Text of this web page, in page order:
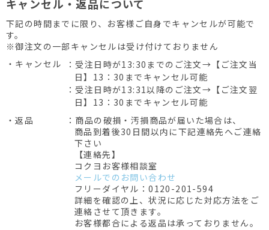
キャンセル・返品について
下記の時間までに限り、お客様ご自身でキャンセルが可能で
す。
※御注文の一部キャンセルは受け付けておりません
・キャンセル
：受注日時が13:30までのご注文→【ご注文当
日】13：30までキャンセル可能
：受注日時が13:31以降のご注文→【ご注文翌
日】13：30までキャンセル可能
・返品
：商品の破損・汚損商品が届いた場合は、
商品到着後30日間以内に下記連絡先へご連絡
下さい
【連絡先】
コクヨお客様相談室
メールでのお問い合わせ
フリーダイヤル：0120-201-594
詳細を確認の上、状況に応じた対応方法をご
連絡させて頂きます。
お客様都合による返品は承っておりません。